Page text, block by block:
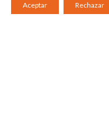
Aceptar Rechazar